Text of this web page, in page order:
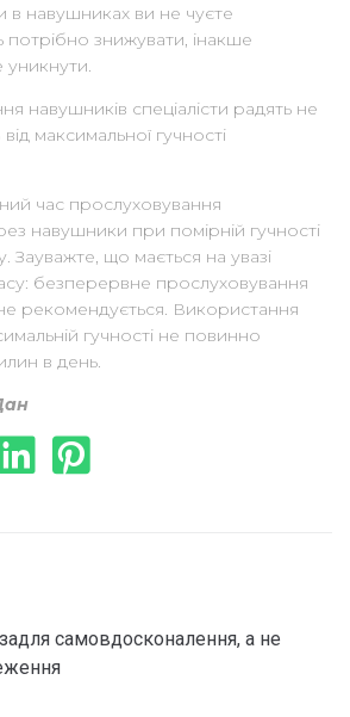
навушниках ви не чуєте
потрібно знижувати, інакше
уникнути.
навушників спеціалісти радять не
максимальної гучності
час прослуховування
навушники при помірній гучності
Зауважте, що мається на увазі
безперервне прослуховування
рекомендується. Використання
гучності не повинно
в день.
самовдосконалення, а не